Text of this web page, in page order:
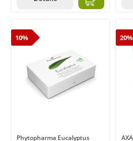
10%
Phytopharma Eucalyptus
20%